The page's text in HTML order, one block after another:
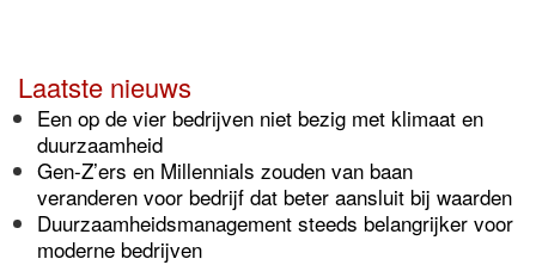
Laatste nieuws
Een op de vier bedrijven niet bezig met klimaat en
duurzaamheid
Gen-Z’ers en Millennials zouden van baan
veranderen voor bedrijf dat beter aansluit bij waarden
Duurzaamheidsmanagement steeds belangrijker voor
moderne bedrijven